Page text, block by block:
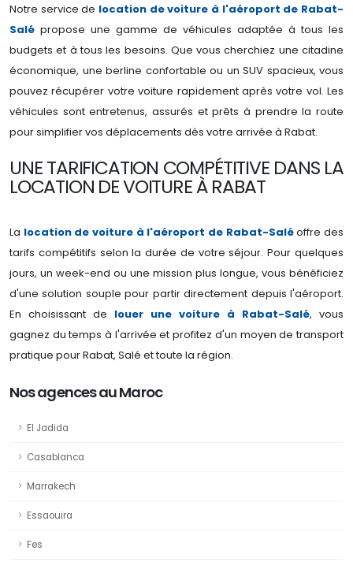
Notre service de location de voiture à l'aéroport de Rabat-
Salé propose une gamme de véhicules adaptée à tous les
budgets et à tous les besoins. Que vous cherchiez une citadine
économique, une berline confortable ou un SUV spacieux, vous
pouvez récupérer votre voiture rapidement après votre vol. Les
véhicules sont entretenus, assurés et prêts à prendre la route
pour simplifier vos déplacements dès votre arrivée à Rabat.
UNE TARIFICATION COMPÉTITIVE DANS LA
LOCATION DE VOITURE À RABAT
La location de voiture à l'aéroport de Rabat-Saléoffre des
tarifs compétitifs selon la durée de votre séjour. Pour quelques
jours, un week-end ou une mission plus longue, vous bénéficiez
d'une solution souple pour partir directement depuis l'aéroport.
En choisissant de louer une voiture à Rabat-Salé, vous
gagnez du temps à l'arrivée et profitez d'un moyen de transport
pratique pour Rabat, Salé et toute la région.
Nos agences au Maroc
El Jadida
Casablanca
Marrakech
Essaouira
Fes